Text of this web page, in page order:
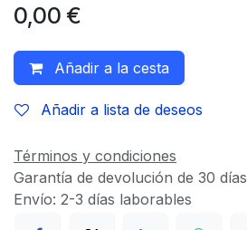
0,00 €
Añadir a la cesta
Añadir a lista de deseos
Términos y condiciones
Garantía de devolución de 30 días
Envío: 2-3 días laborables